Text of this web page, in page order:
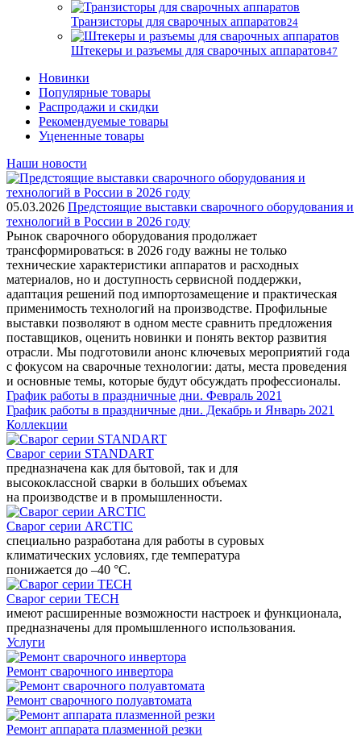
Транзисторы для сварочных аппаратов24
Штекеры и разъемы для сварочных аппаратов47
Новинки
Популярные товары
Распродажи и скидки
Рекомендуемые товары
Уцененные товары
Наши новости
05.03.2026 Предстоящие выставки сварочного оборудования и
технологий в России в 2026 году
Рынок сварочного оборудования продолжает
трансформироваться: в 2026 году важны не только
технические характеристики аппаратов и расходных
материалов, но и доступность сервисной поддержки,
адаптация решений под импортозамещение и практическая
применимость технологий на производстве. Профильные
выставки позволяют в одном месте сравнить предложения
поставщиков, оценить новинки и понять вектор развития
отрасли. Мы подготовили анонс ключевых мероприятий года
с фокусом на сварочные технологии: даты, места проведения
и основные темы, которые будут обсуждать профессионалы.
График работы в праздничные дни. Февраль 2021
График работы в праздничные дни. Декабрь и Январь 2021
Коллекции
Сварог серии STANDART
предназначена как для бытовой, так и для
высококлассной сварки в больших объемах
на производстве и в промышленности.
Сварог серии ARCTIC
специально разработана для работы в суровых
климатических условиях, где температура
понижается до –40 °С.
Сварог серии TECH
имеют расширенные возможности настроек и функционала,
предназначены для промышленного использования.
Услуги
Ремонт сварочного инвертора
Ремонт сварочного полуавтомата
Ремонт аппарата плазменной резки